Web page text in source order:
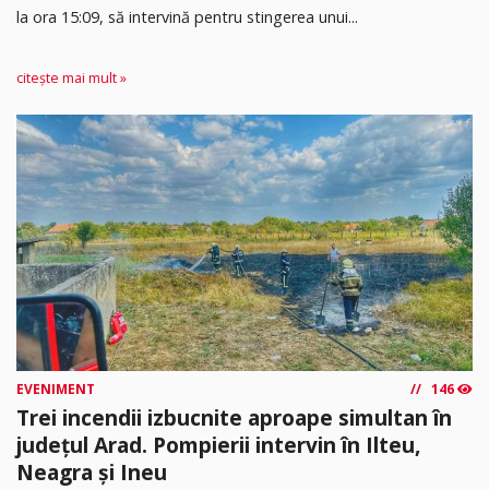
la ora 15:09, să intervină pentru stingerea unui...
citește mai mult »
EVENIMENT 146
Trei incendii izbucnite aproape simultan în
județul Arad. Pompierii intervin în Ilteu,
Neagra și Ineu